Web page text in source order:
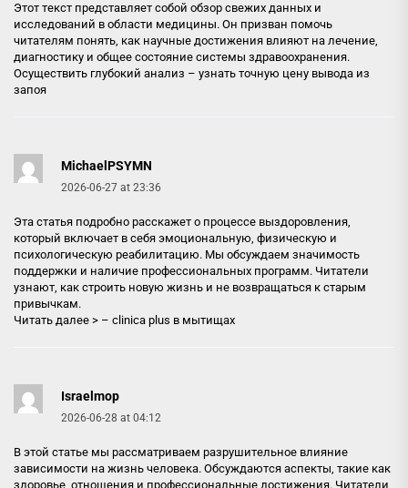
Этот текст представляет собой обзор свежих данных и
исследований в области медицины. Он призван помочь
читателям понять, как научные достижения влияют на лечение,
диагностику и общее состояние системы здравоохранения.
Осуществить глубокий анализ – узнать точную цену вывода из
запоя
MichaelPSYMN
2026-06-27 at 23:36
Эта статья подробно расскажет о процессе выздоровления,
который включает в себя эмоциональную, физическую и
психологическую реабилитацию. Мы обсуждаем значимость
поддержки и наличие профессиональных программ. Читатели
узнают, как строить новую жизнь и не возвращаться к старым
привычкам.
Читать далее > – clinica plus в мытищах
Israelmop
2026-06-28 at 04:12
В этой статье мы рассматриваем разрушительное влияние
зависимости на жизнь человека. Обсуждаются аспекты, такие как
здоровье, отношения и профессиональные достижения. Читатели